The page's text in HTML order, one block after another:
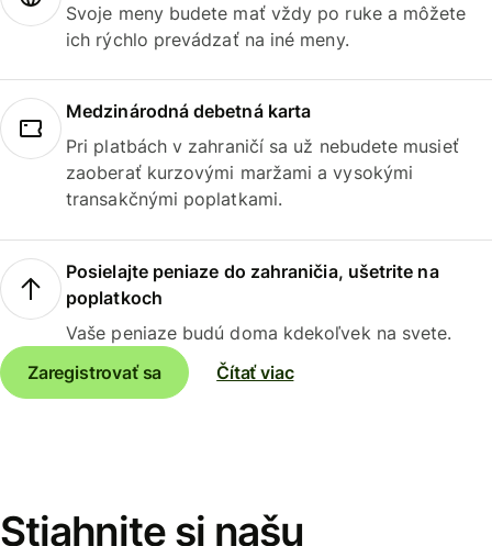
Svoje meny budete mať vždy po ruke a môžete
ich rýchlo prevádzať na iné meny.
Medzinárodná debetná karta
Pri platbách v zahraničí sa už nebudete musieť
zaoberať kurzovými maržami a vysokými
transakčnými poplatkami.
Posielajte peniaze do zahraničia, ušetrite na
poplatkoch
Vaše peniaze budú doma kdekoľvek na svete.
Zaregistrovať sa
Čítať viac
Stiahnite si našu